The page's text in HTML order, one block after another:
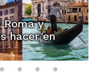
Roma y
hacer en